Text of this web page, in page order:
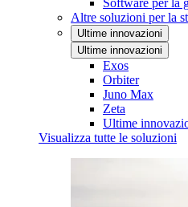
Software per la
Altre soluzioni per la
Ultime innovazioni
Ultime innovazioni
Exos
Orbiter
Juno Max
Zeta
Ultime
Visualizza tutte le soluzioni